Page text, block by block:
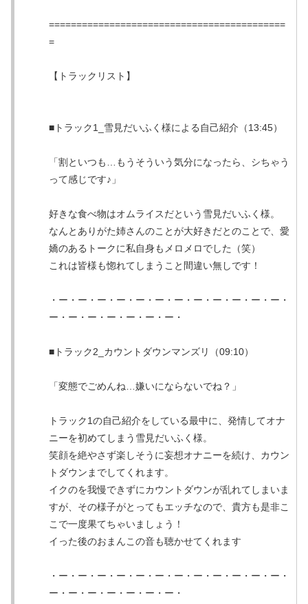
===========================================
=
【トラックリスト】
■トラック1_雪見だいふく様による自己紹介（13:45）
「割といつも…もうそういう気分になったら、シちゃう
って感じです♪」
好きな食べ物はオムライスだという雪見だいふく様。
なんとありがた姉さんのことが大好きだとのことで、愛
嬌のあるトークに私自身もメロメロでした（笑）
これは皆様も惚れてしまうこと間違い無しです！
・ー・ー・ー・ー・ー・ー・ー・ー・ー・ー・ー・ー・
ー・ー・ー・ー・ー・ー・ー・
■トラック2_カウントダウンマンズリ（09:10）
「変態でごめんね…嫌いにならないでね？」
トラック1の自己紹介をしている最中に、発情してオナ
ニーを初めてしまう雪見だいふく様。
笑顔を絶やさず楽しそうに妄想オナニーを続け、カウン
トダウンまでしてくれます。
イクのを我慢できずにカウントダウンが乱れてしまいま
すが、その様子がとってもエッチなので、貴方も是非こ
こで一度果てちゃいましょう！
イった後のおまんこの音も聴かせてくれます
・ー・ー・ー・ー・ー・ー・ー・ー・ー・ー・ー・ー・
ー・ー・ー・ー・ー・ー・ー・